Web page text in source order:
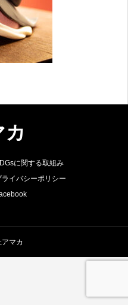
カ
に関する取組み
ライバシーポリシー
マカ